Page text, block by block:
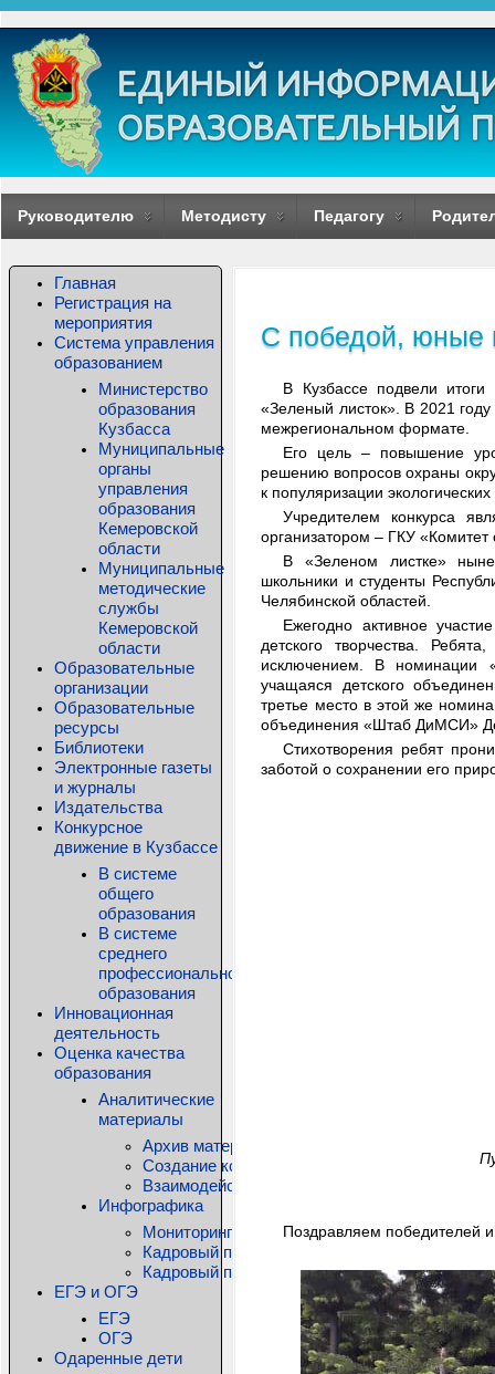
Руководителю Методисту Педагогу
Главная
Регистрация на
мероприятия
Система управления
образованием
Министерство
образования
Кузбасса
Муниципальные
органы
управления
образования
Кемеровской
области
Муниципальные
методические
службы
Кемеровской
области
Образовательные
организации
Образовательные
ресурсы
Библиотеки
Электронные газеты
и журналы
Издательства
Конкурсное
движение в Кузбассе
В системе
общего
образования
В системе
среднего
профессионального
образования
Инновационная
деятельность
Оценка качества
образования
Аналитические
материалы
Архив материалов
Создание комфортной образовательной
Взаимодействие детского сада и семьи:
Инфографика
Мониторинг состояния общего образования
Кадровый потенциал системы дошкольного
Кадровый потенциал системы
ЕГЭ и ОГЭ
ЕГЭ
ОГЭ
Одаренные дети
С победой, юные
В Кузбассе подвели итоги
«Зеленый листок». В 2021
межрегиональном формате.
Его цель – повышение
решению вопросов охраны
к популяризации
Учредителем конкурса
организатором – ГКУ
В «Зеленом листке»
школьники и студенты
Челябинской областей.
Ежегодно активное
детского творчества.
исключением. В номинации
учащаяся детского
третье место в этой же
объединения «Штаб ДиМСИ»
Стихотворения ребят
заботой о сохранении его
Поздравляем победителей